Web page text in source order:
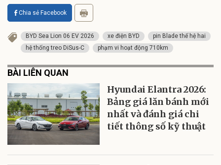
Chia sẻ Facebook
BYD Sea Lion 06 EV 2026 xe điện BYD
pin Blade thế hệ hai
hệ thống treo DiSus-C
phạm vi hoạt động 710km
BÀI LIÊN QUAN
Hyundai Elantra 2026:
Bảng giá lăn bánh mới
nhất và đánh giá chi
tiết thông số kỹ thuật